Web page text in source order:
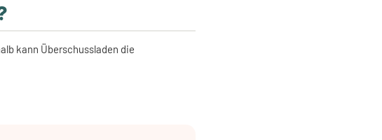
kann Überschussladen die